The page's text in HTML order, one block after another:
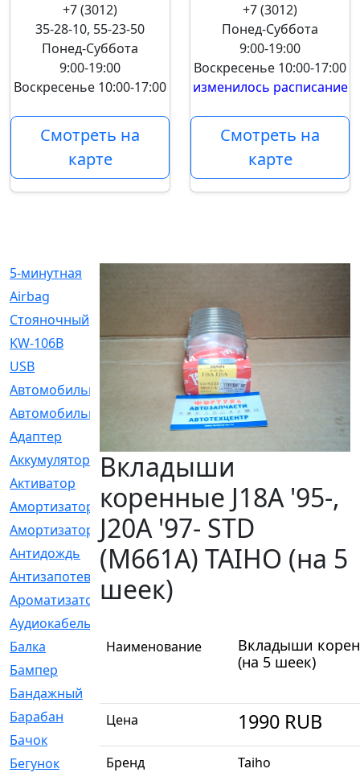
+7 (3012)
35-28-10, 55-23-50
Понед-Суббота
9:00-19:00
Воскресенье 10:00-17:00
Смотреть на
карте
+7 (3012)
Понед-Суббота
9:00-19:00
Воскресенье 10:00-17:00
изменилось расписание
Смотреть на
карте
5-минутная
Airbag
Cтояночный
KW-106B
[0]
USB
[6]
Автомобильное
Автомобильный
Адаптер
Аккумулятор
[2]
Активатор
[1]
Амортизатор
[608]
Амортизаторы
[21]
Антидождь
[1]
Антизапотеватель
[1]
Ароматизатор
[35]
Аудиокабель
Балка
[58]
Бампер
Бандажный
Барабан
Бачок
Бегунок
Вкладыши
коренные J18A '95-,
J20A '97- STD
(M661A) TAIHO (на 5
шеек)
Наименование
Вкладыши
(на 5 шеек)
Цена 1990 RUB
Бренд
Taiho